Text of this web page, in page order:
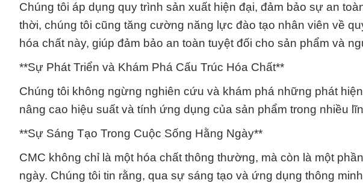
Chúng tôi áp dụng quy trình sản xuất hiện đại, đảm bảo sự an
thời, chúng tôi cũng tăng cường năng lực đào tạo nhân viên về
hóa chất này, giúp đảm bảo an toàn tuyệt đối cho sản phẩm và
**Sự Phát Triển và Khám Phá Cấu Trúc Hóa Chất**
Chúng tôi không ngừng nghiên cứu và khám phá những phát
nâng cao hiệu suất và tính ứng dụng của sản phẩm trong nhiều
**Sự Sáng Tạo Trong Cuộc Sống Hằng Ngày**
CMC không chỉ là một hóa chất thông thường, mà còn là một
ngày. Chúng tôi tin rằng, qua sự sáng tạo và ứng dụng thông